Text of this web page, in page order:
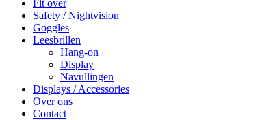
Fit over
Safety / Nightvision
Goggles
Leesbrillen
Hang-on
Display
Navullingen
Displays / Accessories
Over ons
Contact